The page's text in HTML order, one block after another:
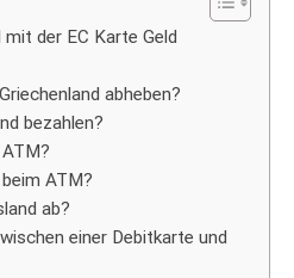
mit der EC Karte Geld
abheben?
bezahlen?
ATM?
ab?
einer Debitkarte und